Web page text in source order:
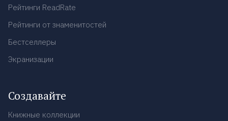
Рейтинги ReadRate
Рейтинги от знаменитостей
Бестселлеры
Экранизации
Создавайте
Книжные коллекции